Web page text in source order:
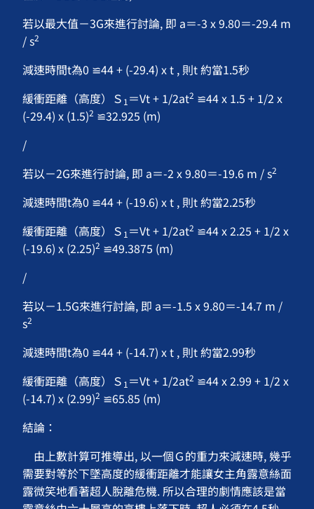
若以最大值－3G來進行討論, 即 a＝-3 x 9.80＝-29.4 m
/ s2
減速時間t為0 ≌44 + (-29.4) x t , 則t 約當1.5秒
緩衝距離（高度）Ｓ 1 ＝Vt + 1/2at2 ≌44 x 1.5 + 1/2 x
(-29.4) x (1.5)2 ≌32.925 (m)
/
若以－2G來進行討論, 即 a＝-2 x 9.80＝-19.6 m / s2
減速時間t為0 ≌44 + (-19.6) x t , 則t 約當2.25秒
緩衝距離（高度）Ｓ 1 ＝Vt + 1/2at2 ≌44 x 2.25 + 1/2 x
(-19.6) x (2.25)2 ≌49.3875 (m)
/
若以－1.5G來進行討論, 即 a＝-1.5 x 9.80＝-14.7 m /
s2
減速時間t為0 ≌44 + (-14.7) x t , 則t 約當2.99秒
緩衝距離（高度）Ｓ 1 ＝Vt + 1/2at2 ≌44 x 2.99 + 1/2 x
(-14.7) x (2.99)2 ≌65.85 (m)
結論：
由上數計算可推導出, 以一個Ｇ的重力來減速時, 幾乎
需要對等於下墜高度的緩衝距離才能讓女主角露意絲面
露微笑地看著超人脫離危機. 所以合理的劇情應該是當